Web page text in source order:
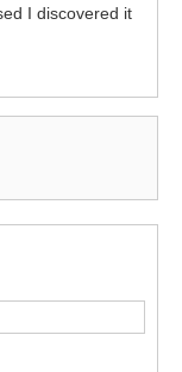
I discovered it